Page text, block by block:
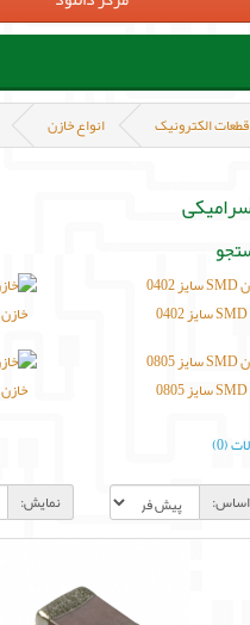
و تجهیزات
، هدربورد و مینی کامپیوتر
و باتری
حرفه ای
قطعات الکترونیک انواع خازن
خازن SMD سایز 0603
خازن SMD سایز 1206
(0)
نمایش: